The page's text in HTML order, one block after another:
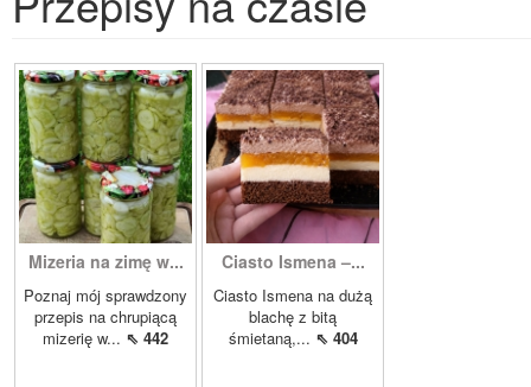
Mizeria na zimę w...
Poznaj mój sprawdzony
przepis na chrupiącą
mizerię w... ⇖ 442
Ciasto Ismena –...
Ciasto Ismena na dużą
blachę z bitą
śmietaną,... ⇖ 404